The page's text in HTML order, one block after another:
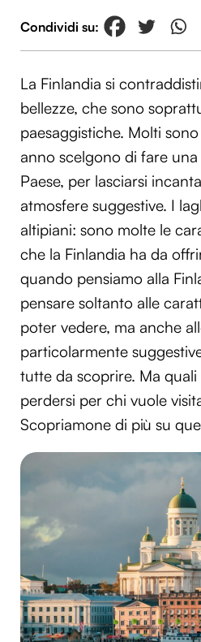
La Finlandia si
bellezze, che sono
paesaggistiche. Molti
anno scelgono di fare
Paese, per lasciarsi
atmosfere suggestive. I
altipiani: sono molte le
che la Finlandia ha da
quando pensiamo alla
pensare soltanto alle
poter vedere, ma anche
particolarmente
tutte da scoprire. Ma
perdersi per chi vuole
Scopriamone di più su